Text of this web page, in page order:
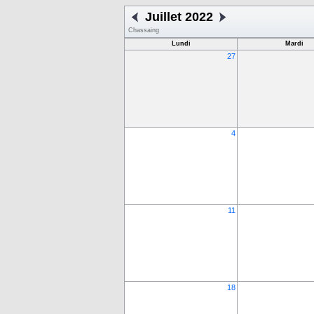
Juillet 2022
Chassaing
Lundi
Mardi
27
4
11
18